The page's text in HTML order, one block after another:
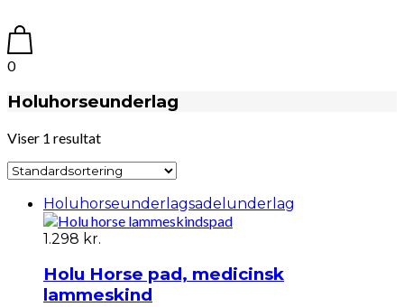
0
Holuhorseunderlag
Viser 1 resultat
Holuhorseunderlagsadelunderlag
1.298 kr.
Holu Horse pad, medicinsk
lammeskind